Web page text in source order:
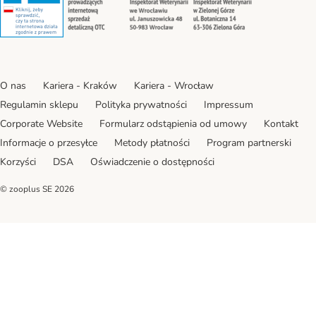
O nas Kariera - Kraków
Kariera - Wrocław
Regulamin sklepu
Polityka prywatności
Impressum
Corporate Website
Formularz odstąpienia od umowy
Kontakt
Informacje o przesyłce
Metody płatności
Program partnerski
Korzyści
DSA Oświadczenie o dostępności
© zooplus SE 2026